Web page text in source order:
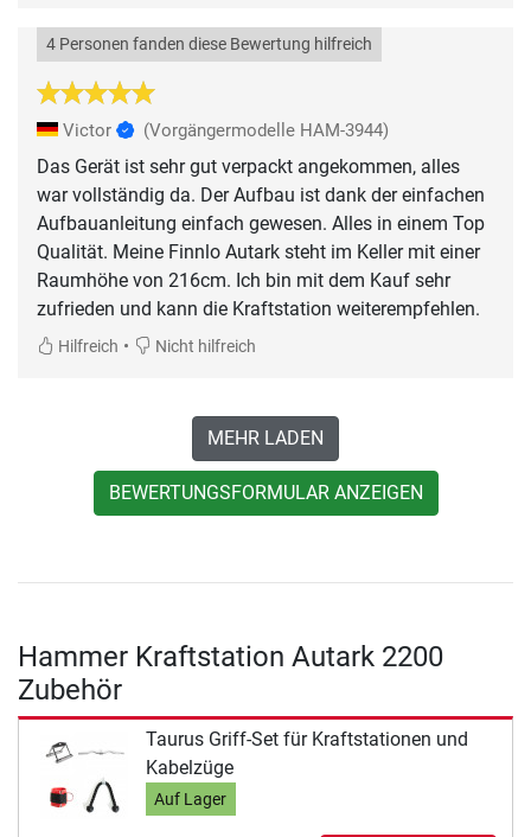
4 Personen fanden diese Bewertung hilfreich
Victor (Vorgängermodelle HAM-3944)
Das Gerät ist sehr gut verpackt angekommen, alles
war vollständig da. Der Aufbau ist dank der einfachen
Aufbauanleitung einfach gewesen. Alles in einem Top
Qualität. Meine Finnlo Autark steht im Keller mit einer
Raumhöhe von 216cm. Ich bin mit dem Kauf sehr
zufrieden und kann die Kraftstation weiterempfehlen.
Hilfreich • Nicht hilfreich
MEHR LADEN
BEWERTUNGSFORMULAR ANZEIGEN
Hammer Kraftstation Autark 2200
Zubehör
Taurus Griff-Set für Kraftstationen und
Kabelzüge
Auf Lager